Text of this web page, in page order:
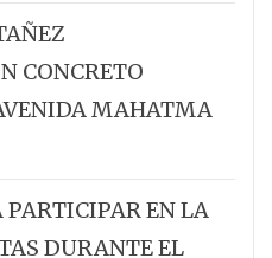
CONCRETO
MAHATMA
EN LA
DURANTE EL